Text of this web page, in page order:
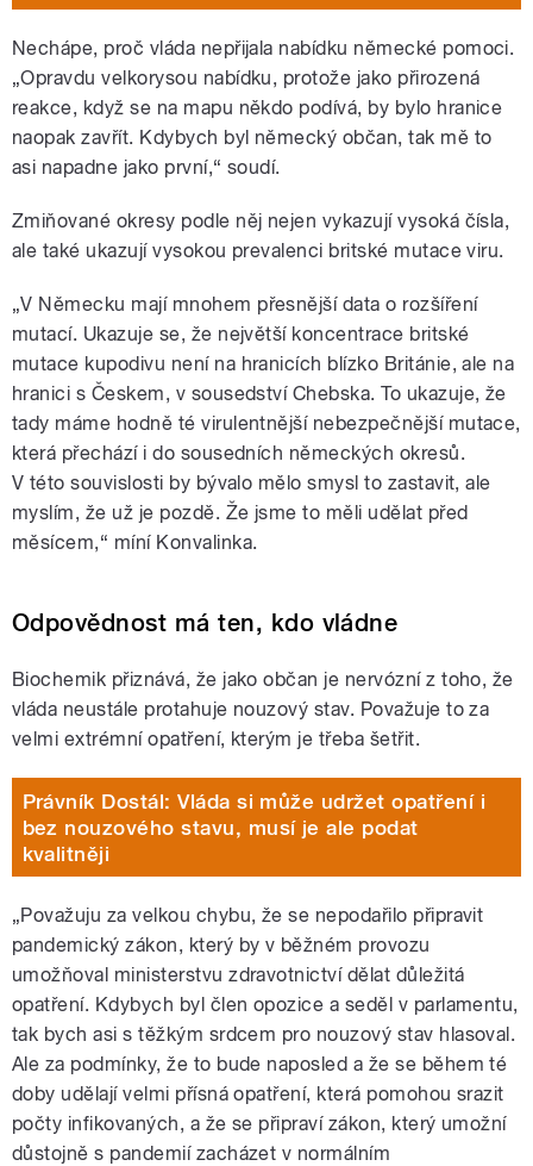
Nechápe, proč vláda nepřijala nabídku německé pomoci.
„Opravdu velkorysou nabídku, protože jako přirozená
reakce, když se na mapu někdo podívá, by bylo hranice
naopak zavřít. Kdybych byl německý občan, tak mě to
asi napadne jako první,“ soudí.
Zmiňované okresy podle něj nejen vykazují vysoká čísla,
ale také ukazují vysokou prevalenci britské mutace viru.
„V Německu mají mnohem přesnější data o rozšíření
mutací. Ukazuje se, že největší koncentrace britské
mutace kupodivu není na hranicích blízko Británie, ale na
hranici s Českem, v sousedství Chebska. To ukazuje, že
tady máme hodně té virulentnější nebezpečnější mutace,
která přechází i do sousedních německých okresů.
V této souvislosti by bývalo mělo smysl to zastavit, ale
myslím, že už je pozdě. Že jsme to měli udělat před
měsícem,“ míní Konvalinka.
Odpovědnost má ten, kdo vládne
Biochemik přiznává, že jako občan je nervózní z toho, že
vláda neustále protahuje nouzový stav. Považuje to za
velmi extrémní opatření, kterým je třeba šetřit.
Právník Dostál: Vláda si může udržet opatření i
bez nouzového stavu, musí je ale podat
kvalitněji
„Považuju za velkou chybu, že se nepodařilo připravit
pandemický zákon, který by v běžném provozu
umožňoval ministerstvu zdravotnictví dělat důležitá
opatření. Kdybych byl člen opozice a seděl v parlamentu,
tak bych asi s těžkým srdcem pro nouzový stav hlasoval.
Ale za podmínky, že to bude naposled a že se během té
doby udělají velmi přísná opatření, která pomohou srazit
počty infikovaných, a že se připraví zákon, který umožní
důstojně s pandemií zacházet v normálním